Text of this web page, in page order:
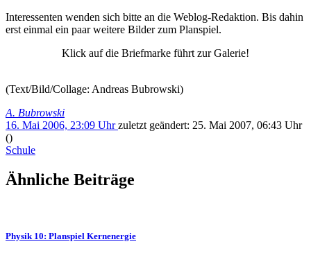
Interessenten wenden sich bitte an die Weblog-Redaktion. Bis dahin
erst einmal ein paar weitere Bilder zum Planspiel.
Klick auf die Briefmarke führt zur Galerie!
(Text/Bild/Collage: Andreas Bubrowski)
A. Bubrowski
16. Mai 2006, 23:09 Uhrzuletzt geändert: 25. Mai 2007, 06:43 Uhr
()
Schule
Ähnliche Beiträge
Physik 10: Planspiel Kernenergie